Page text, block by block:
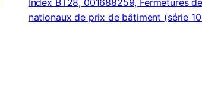
Index BT28, 001688259, Fermetures
nationaux de prix de bâtiment (série